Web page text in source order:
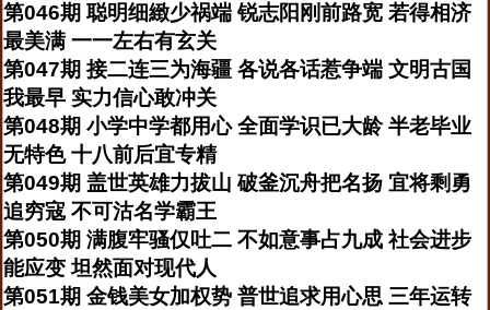
第046期 聪明细緻少祸端 锐志阳刚前路宽 若得相济
最美满 一一左右有玄关
第047期 接二连三为海疆 各说各话惹争端 文明古国
我最早 实力信心敢冲关
第048期 小学中学都用心 全面学识已大龄 半老毕业
无特色 十八前后宜专精
第049期 盖世英雄力拔山 破釜沉舟把名扬 宜将剩勇
追穷寇 不可沽名学霸王
第050期 满腹牢骚仅吐二 不如意事占九成 社会进步
能应变 坦然面对现代人
第051期 金钱美女加权势 普世追求用心思 三年运转